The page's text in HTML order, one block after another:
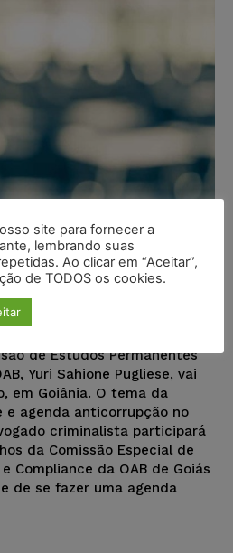
temas de
de Estudos Permanentes
Yuri Sahione Pugliese, vai
em Goiânia. O tema da
e agenda anticorrupção no
criminalista participará
da Comissão Especial de
Compliance da OAB de Goiás
de se fazer uma agenda
site para fornecer a
lembrando suas
Ao clicar em “Aceitar”,
de TODOS os cookies.